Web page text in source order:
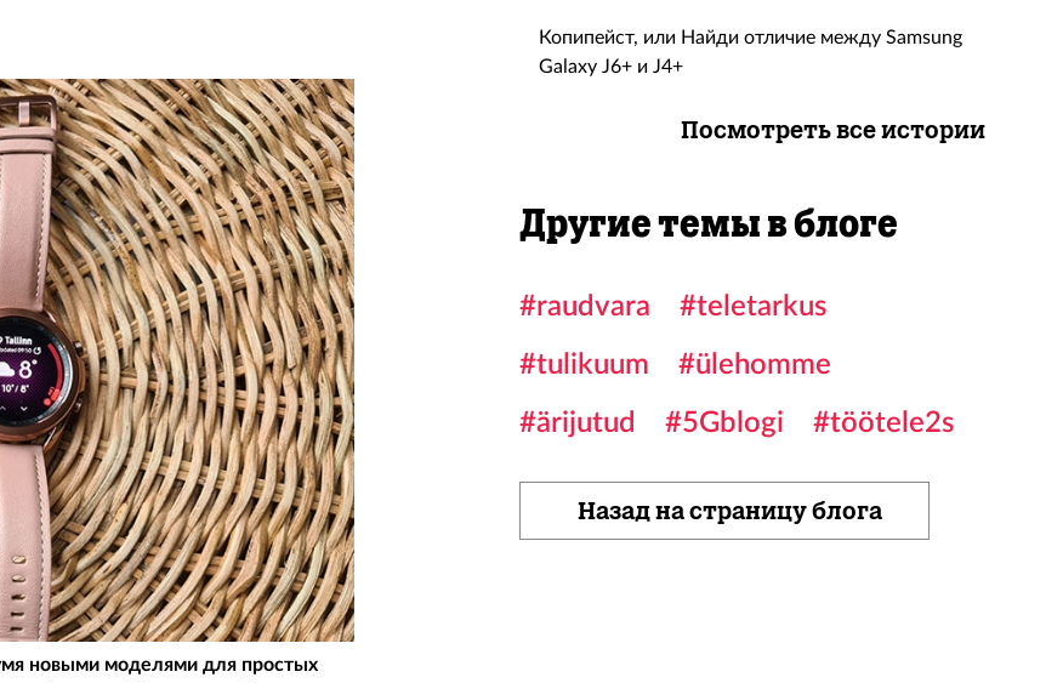
новыми моделями для простых
Копипейст, или Найди отличие между Samsung
Galaxy J6+ и J4+
Посмотреть все истории
Другие темы в блоге
#raudvara
#teletarkus
#tulikuum
#ülehomme
#ärijutud
#5Gblogi #töötele2s
Назад на страницу блога